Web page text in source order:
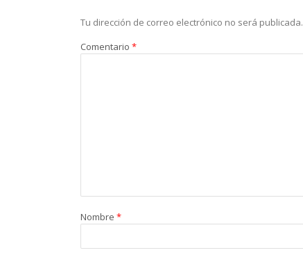
Tu dirección de correo electrónico no será publicada.
Comentario *
Nombre *